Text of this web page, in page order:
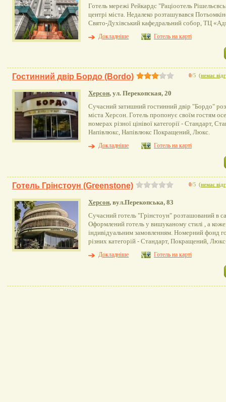
Готель мережі Рейкардс "Раціоотель
центрі міста. Недалеко розташувався
Свято-Духівський кафедральний собор, ТЦ
Докладніше
Готель на карті
0/5 (немає
Гостинний двір Бордо (Bordо)
Херсон, ул. Перекопская, 20
Сучасний затишний гостинний двір "Бордо"
міста Херсон. Готель пропонує своїм гостям
номерах різної цінівої категорії - Стандарт,
Напівлюкс, Напівлюкс Покращений, Люкс.
Докладніше
Готель на карті
0/5 (немає
Готель Грінстоун (Greenstone)
Херсон, вул.Перекопська, 83
Сучасний готель "Грінстоун" розташований в
Оформлений готель у вишуканому стилі , а
індивідуальним замовленням. Номерний фонд
різних категорій - Стандарт, Покращений,
Докладніше
Готель на карті